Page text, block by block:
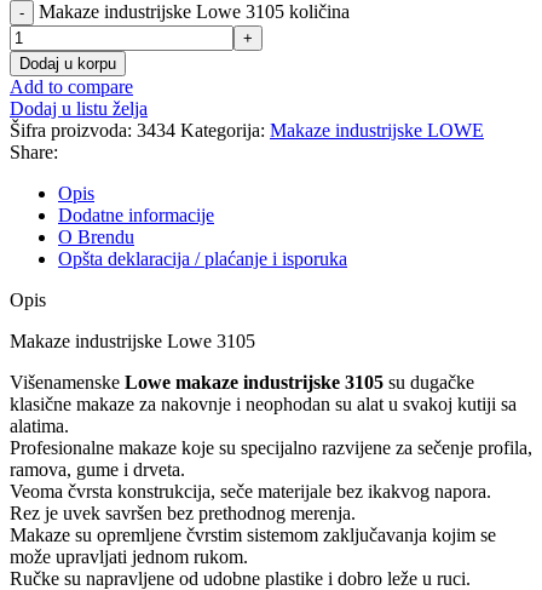
Makaze industrijske Lowe 3105 količina
Dodaj u korpu
Add to compare
Dodaj u listu želja
Šifra proizvoda: 3434 Kategorija: Makaze industrijske LOWE
Share:
Opis
Dodatne informacije
O Brendu
Opšta deklaracija / plaćanje i isporuka
Opis
Makaze industrijske Lowe 3105
Višenamenske Lowe makaze industrijske 3105 su dugačke
klasične makaze za nakovnje i neophodan su alat u svakoj kutiji sa
alatima.
Profesionalne makaze koje su specijalno razvijene za sečenje profila,
ramova, gume i drveta.
Veoma čvrsta konstrukcija, seče materijale bez ikakvog napora.
Rez je uvek savršen bez prethodnog merenja.
Makaze su opremljene čvrstim sistemom zaključavanja kojim se
može upravljati jednom rukom.
Ručke su napravljene od udobne plastike i dobro leže u ruci.